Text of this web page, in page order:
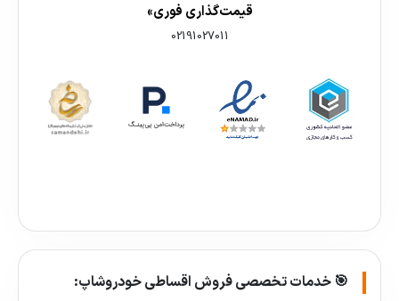
قیمت‌گذاری فوری»
02191027011
🎯 خدمات تخصصی فروش اقساطی خودروشاپ: